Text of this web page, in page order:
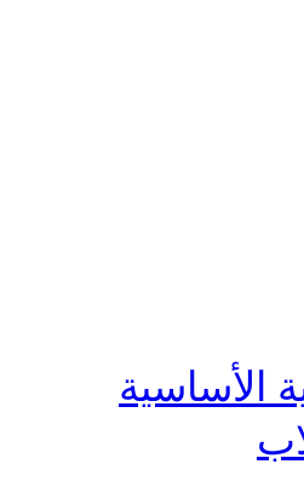
الأساسية